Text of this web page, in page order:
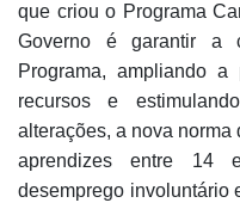
que criou o Programa
Governo é garantir a
Programa, ampliando
recursos e
alterações, a nova
aprendizes entre
desemprego involuntário